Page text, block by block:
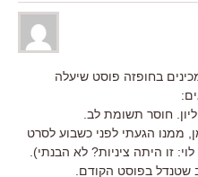
בחופזה פוסט שיעלה
ממנו הגעתי לפני כשבוע לסרט
זו היתה ציניות? לא הבנתי).